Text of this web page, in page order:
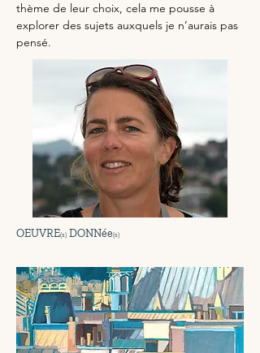
thème de leur choix, cela me pousse à
explorer des sujets auxquels je n’aurais pas
pensé.
OEUVRE(s) DONNée(s)